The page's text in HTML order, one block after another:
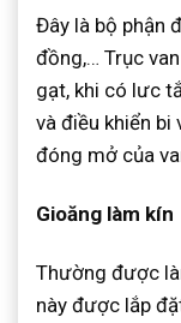
Đây là bộ phận
đồng,… Trục
gạt, khi có lưc
và điều khiển bi
đóng mở của
Gioăng làm kín
Thường được
này được lắp